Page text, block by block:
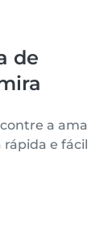
de
a ama
e fácil